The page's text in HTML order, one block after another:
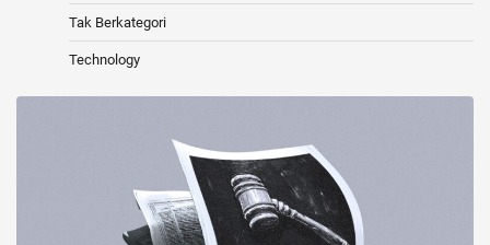
Tak Berkategori
Technology